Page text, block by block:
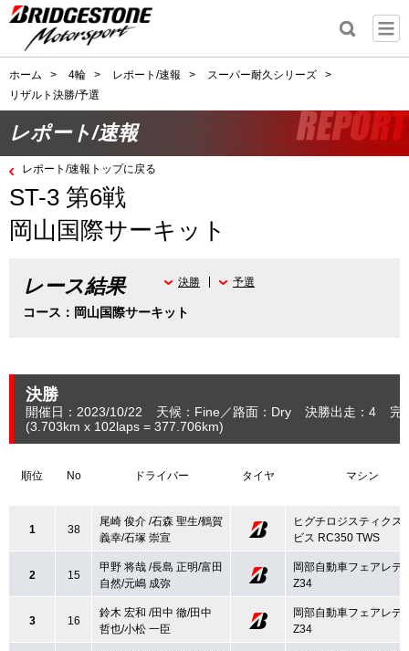
ホーム > 4輪 > レポート/速報 > スーパー耐久シリーズ
>
リザルト決勝/予選
レポート/速報
レポート/速報トップに戻る
ST-3 第6戦
岡山国際サーキット
レース結果
コース：岡山国際サーキット
決勝 予選
決勝
開催日：2023/10/22 天候：Fine 路面：Dry 決勝出走：4
完
(3.703km x 102laps = 377.706km)
順位 No ドライバー タイヤ マシン
1 38
尾崎 俊介 /石森 聖生/鶴賀
義幸/石塚 崇宣
ヒグチロジスティクス
ビス RC350 TWS
2 15
甲野 将哉 /長島 正明/富田
自然/元嶋 成弥
岡部自動車フェアレデ
Z34
3 16
鈴木 宏和 /田中 徹/田中
哲也/小松 一臣
岡部自動車フェアレデ
Z34